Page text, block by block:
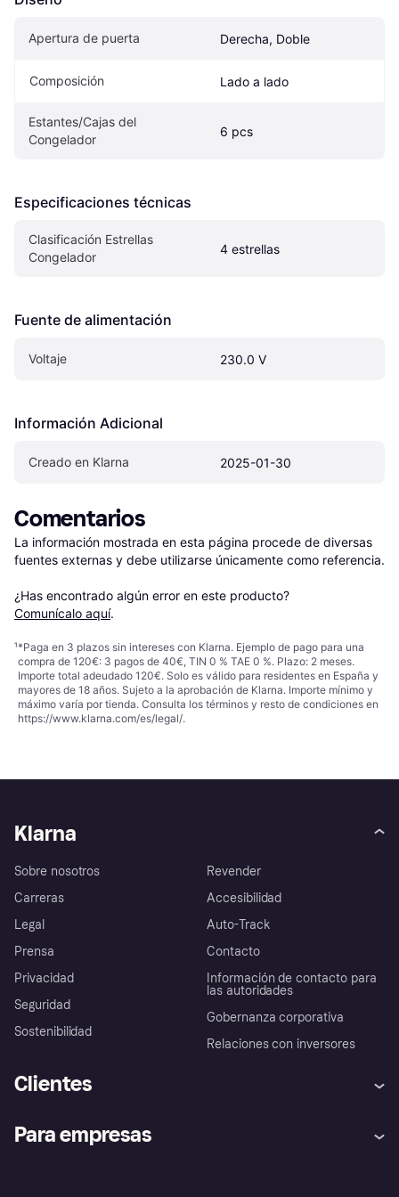
Apertura de puerta Derecha, Doble
Composición Lado a lado
Estantes/Cajas del
Congelador
6 pcs
Especificaciones técnicas
Clasificación Estrellas
Congelador
4 estrellas
Fuente de alimentación
Voltaje 230.0 V
Información Adicional
Creado en Klarna 2025-01-30
Comentarios
La información mostrada en esta página procede de diversas
fuentes externas y debe utilizarse únicamente como referencia.
¿Has encontrado algún error en este producto?
Comunícalo aquí.
¹*Paga en 3 plazos sin intereses con Klarna. Ejemplo de pago para una
compra de 120€: 3 pagos de 40€, TIN 0 % TAE 0 %. Plazo: 2 meses.
Importe total adeudado 120€. Solo es válido para residentes en España y
mayores de 18 años. Sujeto a la aprobación de Klarna. Importe mínimo y
máximo varía por tienda. Consulta los términos y resto de condiciones en
https://www.klarna.com/es/legal/.
Klarna
Sobre nosotros
Carreras
Legal
Prensa
Privacidad
Seguridad
Sostenibilidad
Revender
Accesibilidad
Auto-Track
Contacto
Información de contacto para
las autoridades
Gobernanza corporativa
Relaciones con inversores
Clientes
Inicio de sesión
Para empresas